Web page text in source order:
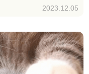
2023.12.05